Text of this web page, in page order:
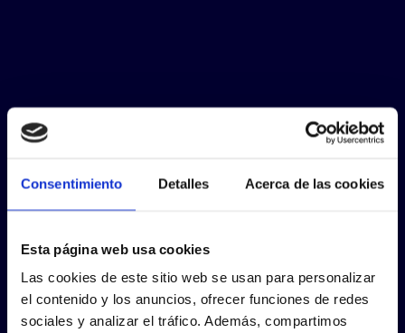
Consentimiento Detalles Acerca de las cookies
Esta página web usa cookies
Las cookies de este sitio web se usan para personalizar
el contenido y los anuncios, ofrecer funciones de redes
sociales y analizar el tráfico. Además, compartimos